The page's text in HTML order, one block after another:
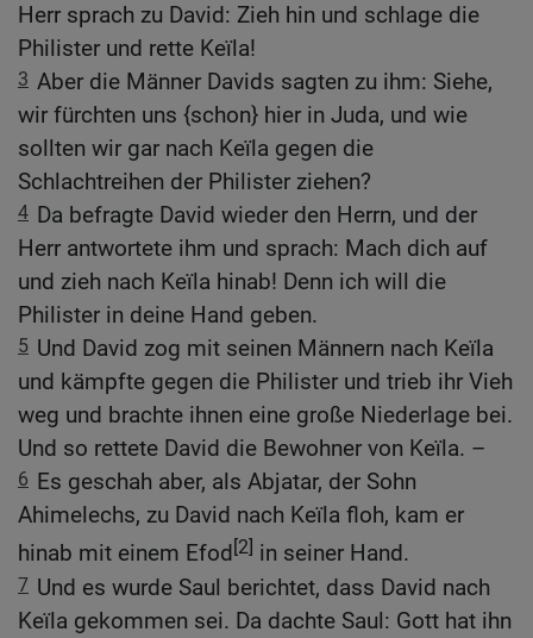
Herr sprach zu David: Zieh hin und schlage die
Philister und rette Keïla!
3 Aber die Männer Davids sagten zu ihm: Siehe,
wir fürchten uns {schon} hier in Juda, und wie
sollten wir gar nach Keïla gegen die
Schlachtreihen der Philister ziehen?
4 Da befragte David wieder den Herrn, und der
Herr antwortete ihm und sprach: Mach dich auf
und zieh nach Keïla hinab! Denn ich will die
Philister in deine Hand geben.
5 Und David zog mit seinen Männern nach Keïla
und kämpfte gegen die Philister und trieb ihr Vieh
weg und brachte ihnen eine große Niederlage bei.
Und so rettete David die Bewohner von Keïla. –
6 Es geschah aber, als Abjatar, der Sohn
Ahimelechs, zu David nach Keïla floh, kam er
hinab mit einem Efod [2] in seiner Hand.
7 Und es wurde Saul berichtet, dass David nach
Keïla gekommen sei. Da dachte Saul: Gott hat ihn